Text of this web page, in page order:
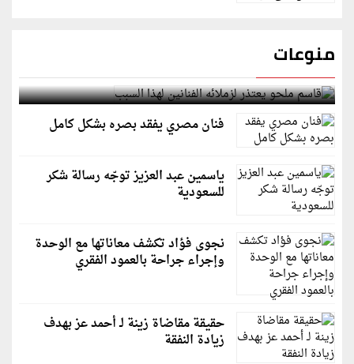
منوعات
قاسم ملحو يعتذر لزملائه الفنانين لهذا السبب
فنان مصري يفقد بصره بشكل كامل
ياسمين عبد العزيز توجّه رسالة شكر
للسعودية
نجوى فؤاد تكشف معاناتها مع الوحدة
وإجراء جراحة بالعمود الفقري
حقيقة مقاضاة زينة لـ أحمد عز بهدف
زيادة النفقة